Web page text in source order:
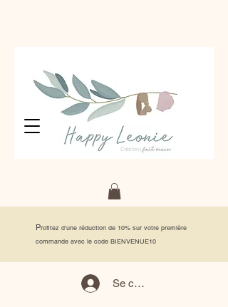
Profitez d'une réduction de 10% sur votre première
commande avec le code BIENVENUE10
Se connecter